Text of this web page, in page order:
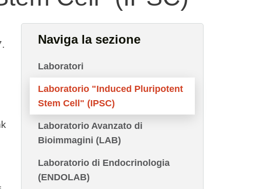
Naviga la sezione
Laboratori
Laboratorio "Induced Pluripotent
Stem Cell" (IPSC)
Laboratorio Avanzato di
Bioimmagini (LAB)
Laboratorio di Endocrinologia
(ENDOLAB)